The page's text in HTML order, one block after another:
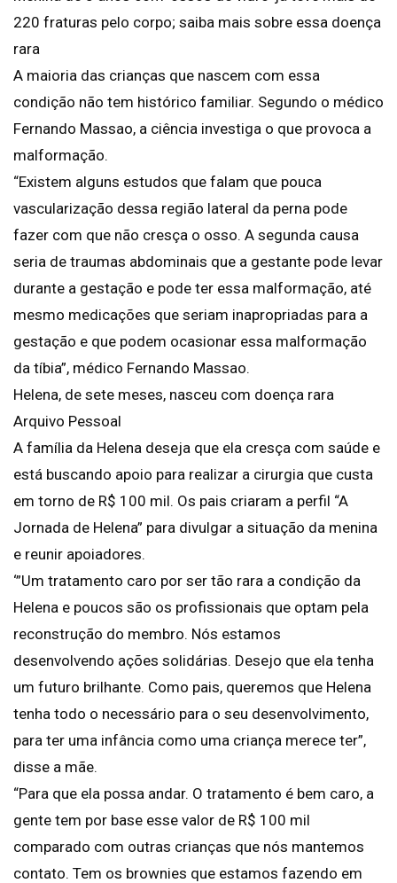
220 fraturas pelo corpo; saiba mais sobre essa doença
rara
A maioria das crianças que nascem com essa
condição não tem histórico familiar. Segundo o médico
Fernando Massao, a ciência investiga o que provoca a
malformação.
“Existem alguns estudos que falam que pouca
vascularização dessa região lateral da perna pode
fazer com que não cresça o osso. A segunda causa
seria de traumas abdominais que a gestante pode levar
durante a gestação e pode ter essa malformação, até
mesmo medicações que seriam inapropriadas para a
gestação e que podem ocasionar essa malformação
da tíbia”, médico Fernando Massao.
Helena, de sete meses, nasceu com doença rara
Arquivo Pessoal
A família da Helena deseja que ela cresça com saúde e
está buscando apoio para realizar a cirurgia que custa
em torno de R$ 100 mil. Os pais criaram a perfil “A
Jornada de Helena” para divulgar a situação da menina
e reunir apoiadores.
‘”Um tratamento caro por ser tão rara a condição da
Helena e poucos são os profissionais que optam pela
reconstrução do membro. Nós estamos
desenvolvendo ações solidárias. Desejo que ela tenha
um futuro brilhante. Como pais, queremos que Helena
tenha todo o necessário para o seu desenvolvimento,
para ter uma infância como uma criança merece ter”,
disse a mãe.
“Para que ela possa andar. O tratamento é bem caro, a
gente tem por base esse valor de R$ 100 mil
comparado com outras crianças que nós mantemos
contato. Tem os brownies que estamos fazendo em